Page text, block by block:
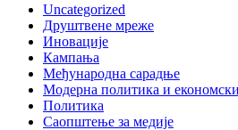
Uncategorized
Друштвене мреже
Иновације
Кампања
Међународна сарадње
Модерна политика и
Политика
Саопштење за медије